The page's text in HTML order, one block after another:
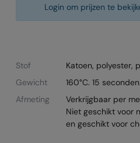
Login om prijzen te
Stof
Katoen, polyester,
Gewicht
160°C. 15
Afmeting
Verkrijgbaar per
Niet geschikt voor
en geschikt voor